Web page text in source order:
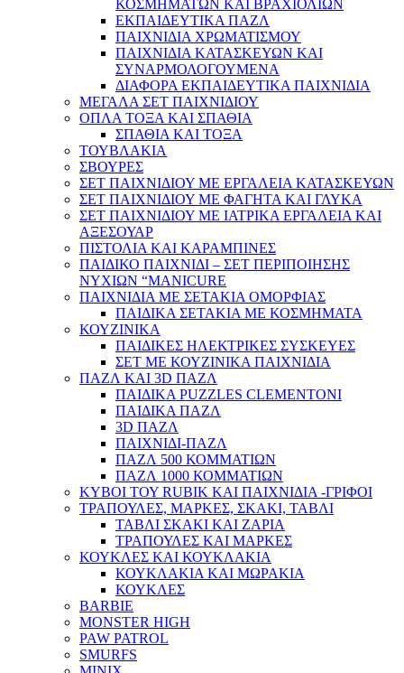
ΚΟΣΜΗΜΑΤΩΝ ΚΑΙ ΒΡΑΧΙΟΛΙΩΝ
ΕΚΠΑΙΔΕΥΤΙΚΑ ΠΑΖΛ
ΠΑΙΧΝΙΔΙΑ ΧΡΩΜΑΤΙΣΜΟΥ
ΠΑΙΧΝΙΔΙΑ ΚΑΤΑΣΚΕΥΩΝ ΚΑΙ
ΣΥΝΑΡΜΟΛΟΓΟΥΜΕΝΑ
ΔΙΑΦΟΡΑ ΕΚΠΑΙΔΕΥΤΙΚΑ ΠΑΙΧΝΙΔΙΑ
ΜΕΓΑΛΑ ΣΕΤ ΠΑΙΧΝΙΔΙΟΥ
ΟΠΛΑ ΤΟΞΑ ΚΑΙ ΣΠΑΘΙΑ
ΣΠΑΘΙΑ ΚΑΙ ΤΟΞΑ
ΤΟΥΒΛΑΚΙΑ
ΣΒΟΥΡΕΣ
ΣΕΤ ΠΑΙΧΝΙΔΙΟΥ ΜΕ ΕΡΓΑΛΕΙΑ ΚΑΤΑΣΚΕΥΩΝ
ΣΕΤ ΠΑΙΧΝΙΔΙΟΥ ΜΕ ΦΑΓΗΤΑ ΚΑΙ ΓΛΥΚΑ
ΣΕΤ ΠΑΙΧΝΙΔΙΟΥ ΜΕ ΙΑΤΡΙΚΑ ΕΡΓΑΛΕΙΑ ΚΑΙ
ΑΞΕΣΟΥΑΡ
ΠΙΣΤΟΛΙΑ ΚΑΙ ΚΑΡΑΜΠΙΝΕΣ
ΠΑΙΔΙΚΟ ΠΑΙΧΝΙΔΙ – ΣΕΤ ΠΕΡΙΠΟΙΗΣΗΣ
ΝΥΧΙΩΝ “MANICURE
ΠΑΙΧΝΙΔΙΑ ΜΕ ΣΕΤΑΚΙΑ ΟΜΟΡΦΙΑΣ
ΠΑΙΔΙΚΑ ΣΕΤΑΚΙΑ ΜΕ ΚΟΣΜΗΜΑΤΑ
ΚΟΥΖΙΝΙΚΑ
ΠΑΙΔΙΚΕΣ ΗΛΕΚΤΡΙΚΕΣ ΣΥΣΚΕΥΕΣ
ΣΕΤ ΜΕ ΚΟΥΖΙΝΙΚΑ ΠΑΙΧΝΙΔΙΑ
ΠΑΖΛ ΚΑΙ 3D ΠΑΖΛ
ΠΑΙΔΙΚΑ PUZZLES CLEMENTONI
ΠΑΙΔΙΚΑ ΠΑΖΛ
3D ΠΑΖΛ
ΠΑΙΧΝΙΔΙ-ΠΑΖΛ
ΠΑΖΛ 500 ΚΟΜΜΑΤΙΩΝ
ΠΑΖΛ 1000 ΚΟΜΜΑΤΙΩΝ
ΚΥΒΟΙ ΤΟΥ RUBIK ΚΑΙ ΠΑΙΧΝΙΔΙΑ -ΓΡΙΦΟΙ
ΤΡΑΠΟΥΛΕΣ, ΜΑΡΚΕΣ, ΣΚΑΚΙ, ΤΑΒΛΙ
ΤΑΒΛΙ ΣΚΑΚΙ ΚΑΙ ΖΑΡΙΑ
ΤΡΑΠΟΥΛΕΣ ΚΑΙ ΜΑΡΚΕΣ
ΚΟΥΚΛΕΣ ΚΑΙ ΚΟΥΚΛΑΚΙΑ
ΚΟΥΚΛΑΚΙΑ ΚΑΙ ΜΩΡΑΚΙΑ
ΚΟΥΚΛΕΣ
BARBIE
MONSTER HIGH
PAW PATROL
SMURFS